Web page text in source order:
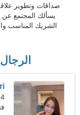
صداقات وتطوير
يسألك المجتمع
24